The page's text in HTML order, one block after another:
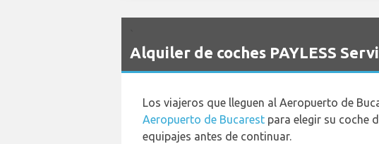
Alquiler de coches PAYLESS
Los viajeros que lleguen al Aeropuerto de
Aeropuerto de Bucarest para elegir su coche
equipajes antes de continuar.